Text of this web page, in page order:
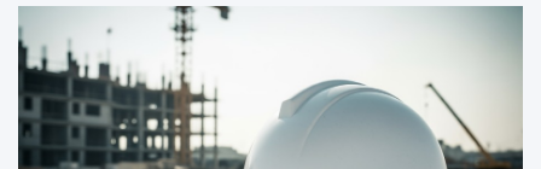
a
b
a
r
o
a
R
e
y
m